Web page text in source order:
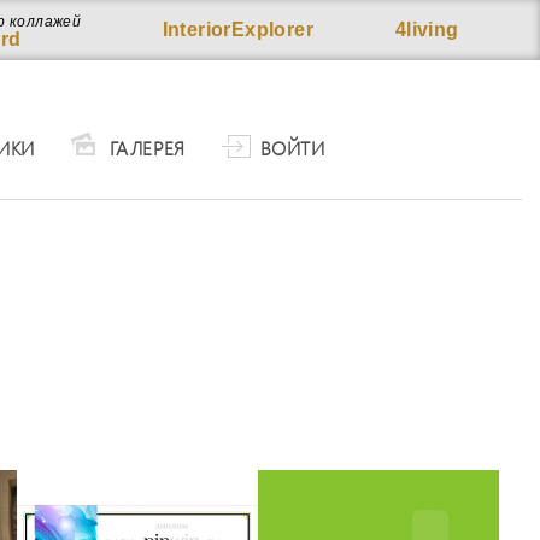
4living
InteriorExplorer
коллажей
ГАЛЕРЕЯ ВОЙТИ